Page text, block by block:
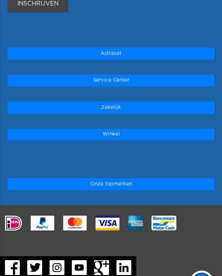
INSCHRIJVEN
Astrasat
Service Center
Zakelijk
Winkel
Onze topmerken
.